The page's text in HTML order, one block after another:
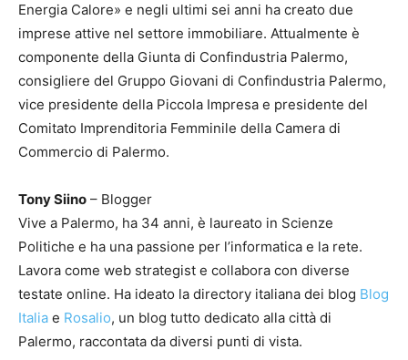
Energia Calore» e negli ultimi sei anni ha creato due
imprese attive nel settore immobiliare. Attualmente è
componente della Giunta di Confindustria Palermo,
consigliere del Gruppo Giovani di Confindustria Palermo,
vice presidente della Piccola Impresa e presidente del
Comitato Imprenditoria Femminile della Camera di
Commercio di Palermo.
Tony Siino – Blogger
Vive a Palermo, ha 34 anni, è laureato in Scienze
Politiche e ha una passione per l’informatica e la rete.
Lavora come web strategist e collabora con diverse
testate online. Ha ideato la directory italiana dei blog Blog
Italia e Rosalio, un blog tutto dedicato alla città di
Palermo, raccontata da diversi punti di vista.